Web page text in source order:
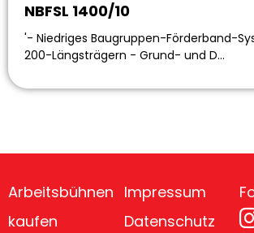
NBFSL 1400/10
'- Niedriges Baugruppen-Förderband-
200-Längsträgern - Grund- und D…
Arbeitsbühnen
kaufen
Impressum
Datenschutz